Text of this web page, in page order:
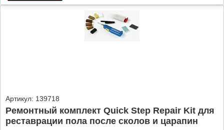
Артикул: 139718
Ремонтный комплект Quick Step Repair Kit для
реставрации пола после сколов и царапин